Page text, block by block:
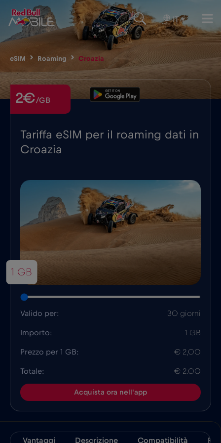
IT ▾
eSIM Roaming Croazia
Tariffa eSIM per il roaming dati in
Croazia
2€/GB
1 GB
Valido per: 30 giorni
Importo: 1 GB
Prezzo per 1 GB: € 2,00
Totale: € 2.00
Acquista ora nell'app
Vantaggi Descrizione Compatibilità